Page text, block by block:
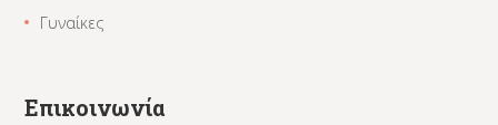
Γυναίκες
Επικοινωνία